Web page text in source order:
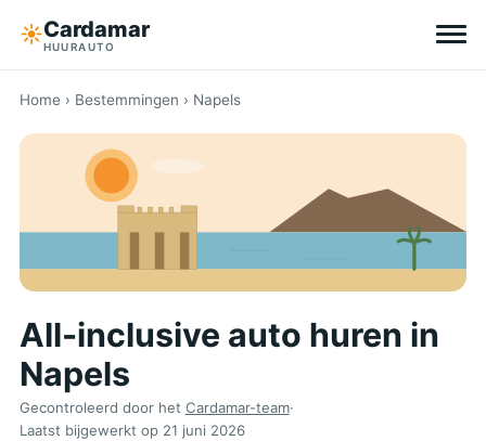
☀︎Cardamar
HUURAUTO
Bestemmingen
All-inclusive
Zonder eigen risico
Tips
Over Cardamar
NL
Home › Bestemmingen › Napels
All-inclusive auto huren in
Napels
Gecontroleerd door het Cardamar-team·
Laatst bijgewerkt op 21 juni 2026